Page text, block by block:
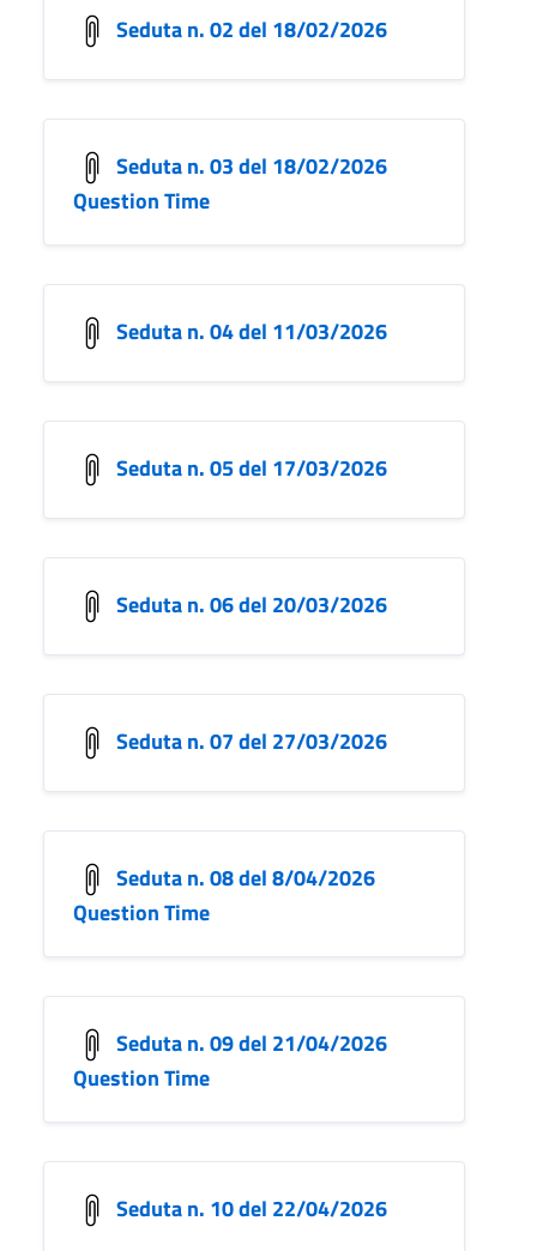
Seduta n. 02 del 18/02/2026
Seduta n. 03 del 18/02/2026
Question Time
Seduta n. 04 del 11/03/2026
Seduta n. 05 del 17/03/2026
Seduta n. 06 del 20/03/2026
Seduta n. 07 del 27/03/2026
Seduta n. 08 del 8/04/2026
Question Time
Seduta n. 09 del 21/04/2026
Question Time
Seduta n. 10 del 22/04/2026